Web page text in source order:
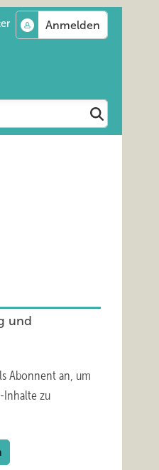
und
Abonnent an, um
Inhalte zu